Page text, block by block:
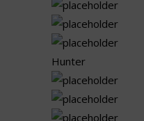
Hunter